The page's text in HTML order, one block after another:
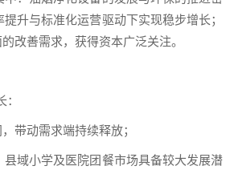
升与标准化运营驱动下实现稳步增长；
改善需求，获得资本广泛关注。
带动需求端持续释放；
域小学及医院团餐市场具备较大发展潜